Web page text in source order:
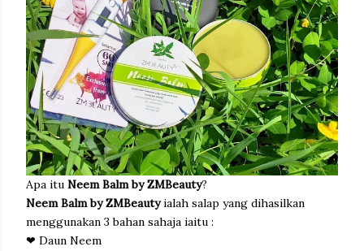
Apa itu Neem Balm by ZMBeauty?
Neem Balm by ZMBeautyialah salap yang dihasilkan
menggunakan 3 bahan sahaja iaitu :
❤ Daun Neem